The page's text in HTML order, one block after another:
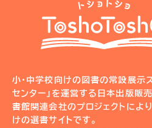
小・中学校向けの図書の常設展示
センター」を運営する日本出版販
書館関連会社のプロジェクトによ
けの選書サイトです。